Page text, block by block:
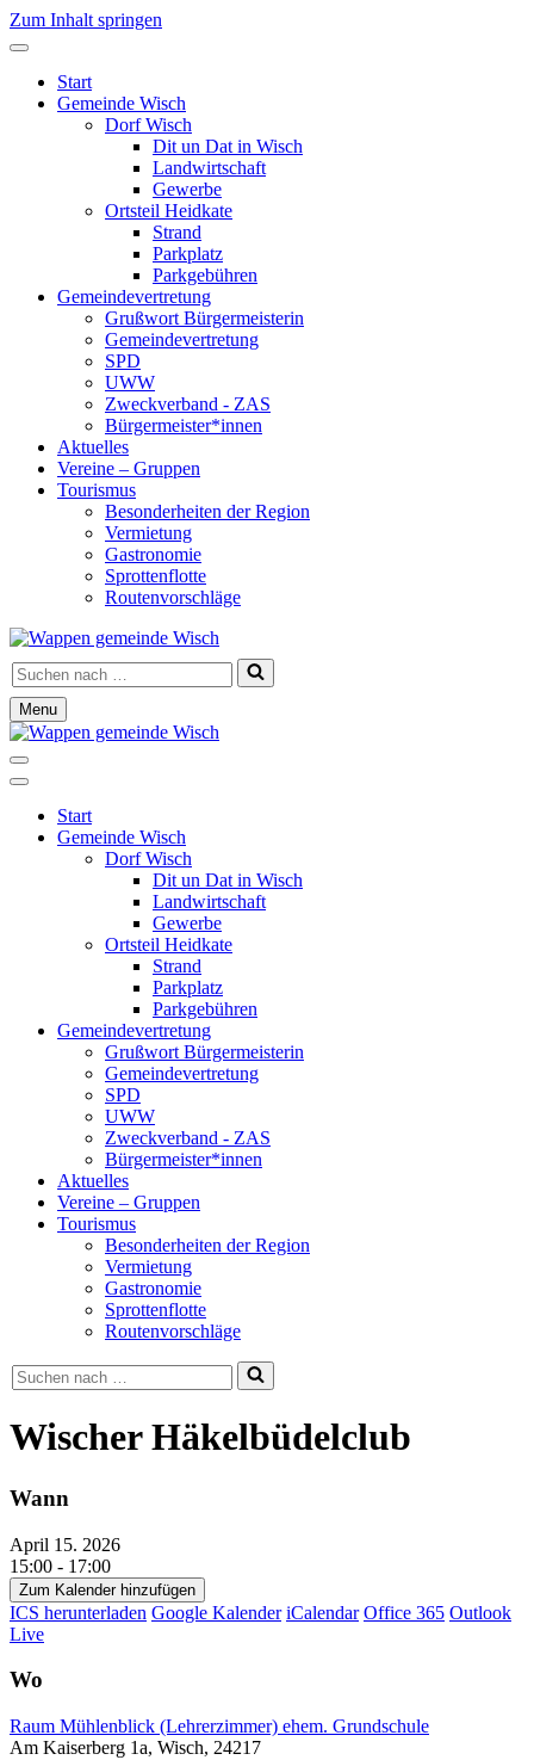
Zum Inhalt springen
Start
Gemeinde Wisch
Dorf Wisch
Dit un Dat in Wisch
Landwirtschaft
Gewerbe
Ortsteil Heidkate
Strand
Parkplatz
Parkgebühren
Gemeindevertretung
Grußwort Bürgermeisterin
Gemeindevertretung
SPD
UWW
Zweckverband - ZAS
Bürgermeister*innen
Aktuelles
Vereine – Gruppen
Tourismus
Besonderheiten der Region
Vermietung
Gastronomie
Sprottenflotte
Routenvorschläge
Suchen
nach …
Menu
Navigationsmenü
Navigationsmenü
Start
Gemeinde Wisch
Dorf Wisch
Dit un Dat in Wisch
Landwirtschaft
Gewerbe
Ortsteil Heidkate
Strand
Parkplatz
Parkgebühren
Gemeindevertretung
Grußwort Bürgermeisterin
Gemeindevertretung
SPD
UWW
Zweckverband - ZAS
Bürgermeister*innen
Aktuelles
Vereine – Gruppen
Tourismus
Besonderheiten der Region
Vermietung
Gastronomie
Sprottenflotte
Routenvorschläge
Suchen
nach …
Wischer Häkelbüdelclub
Wann
April 15. 2026
15:00 - 17:00
Zum Kalender hinzufügen
ICS herunterladen Google Kalender iCalendar Office 365 Outlook
Live
Wo
Raum Mühlenblick (Lehrerzimmer) ehem. Grundschule
Am Kaiserberg 1a, Wisch, 24217